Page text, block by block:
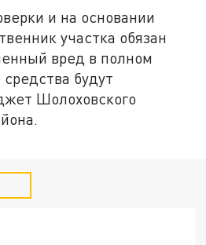
и на основании
участка обязан
вред в полном
будут
Шолоховского